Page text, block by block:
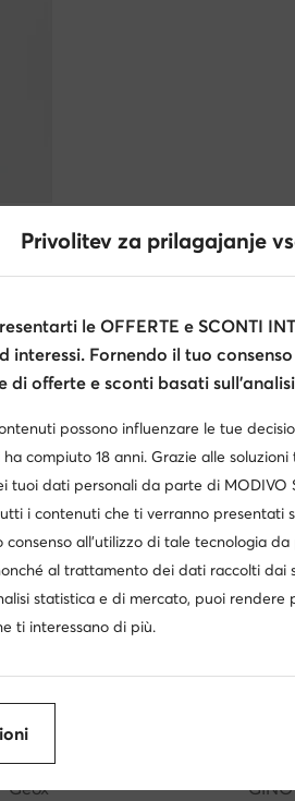
Liu Jo bambina Skechers donna
Zaini Guess donna
Scarpe Guess donna
Smith
Geox GINO
Privolitev za prilagajanje
le OFFERTE e SCONTI
interessi. Fornendo il tuo
di offerte e sconti basati
possono influenzare le tue
compiuto 18 anni. Grazie alle
tuoi dati personali da parte di MODIVO
i contenuti che ti verranno presentati
consenso all’utilizzo di tale tecnologia
al trattamento dei dati raccolti dai
statistica e di mercato, puoi rendere
ti interessano di più.